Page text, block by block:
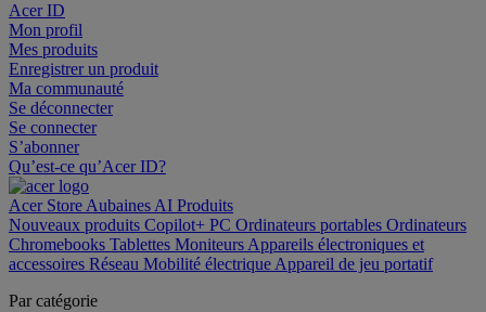
Acer ID
Mon profil
Mes produits
Enregistrer un produit
Ma communauté
Se déconnecter
Se connecter
S’abonner
Qu’est-ce qu’Acer ID?
Acer Store Aubaines AI Produits
Nouveaux produits Copilot+ PC Ordinateurs portables Ordinateurs
Chromebooks Tablettes Moniteurs Appareils électroniques et
accessoires Réseau Mobilité électrique Appareil de jeu portatif
Par catégorie